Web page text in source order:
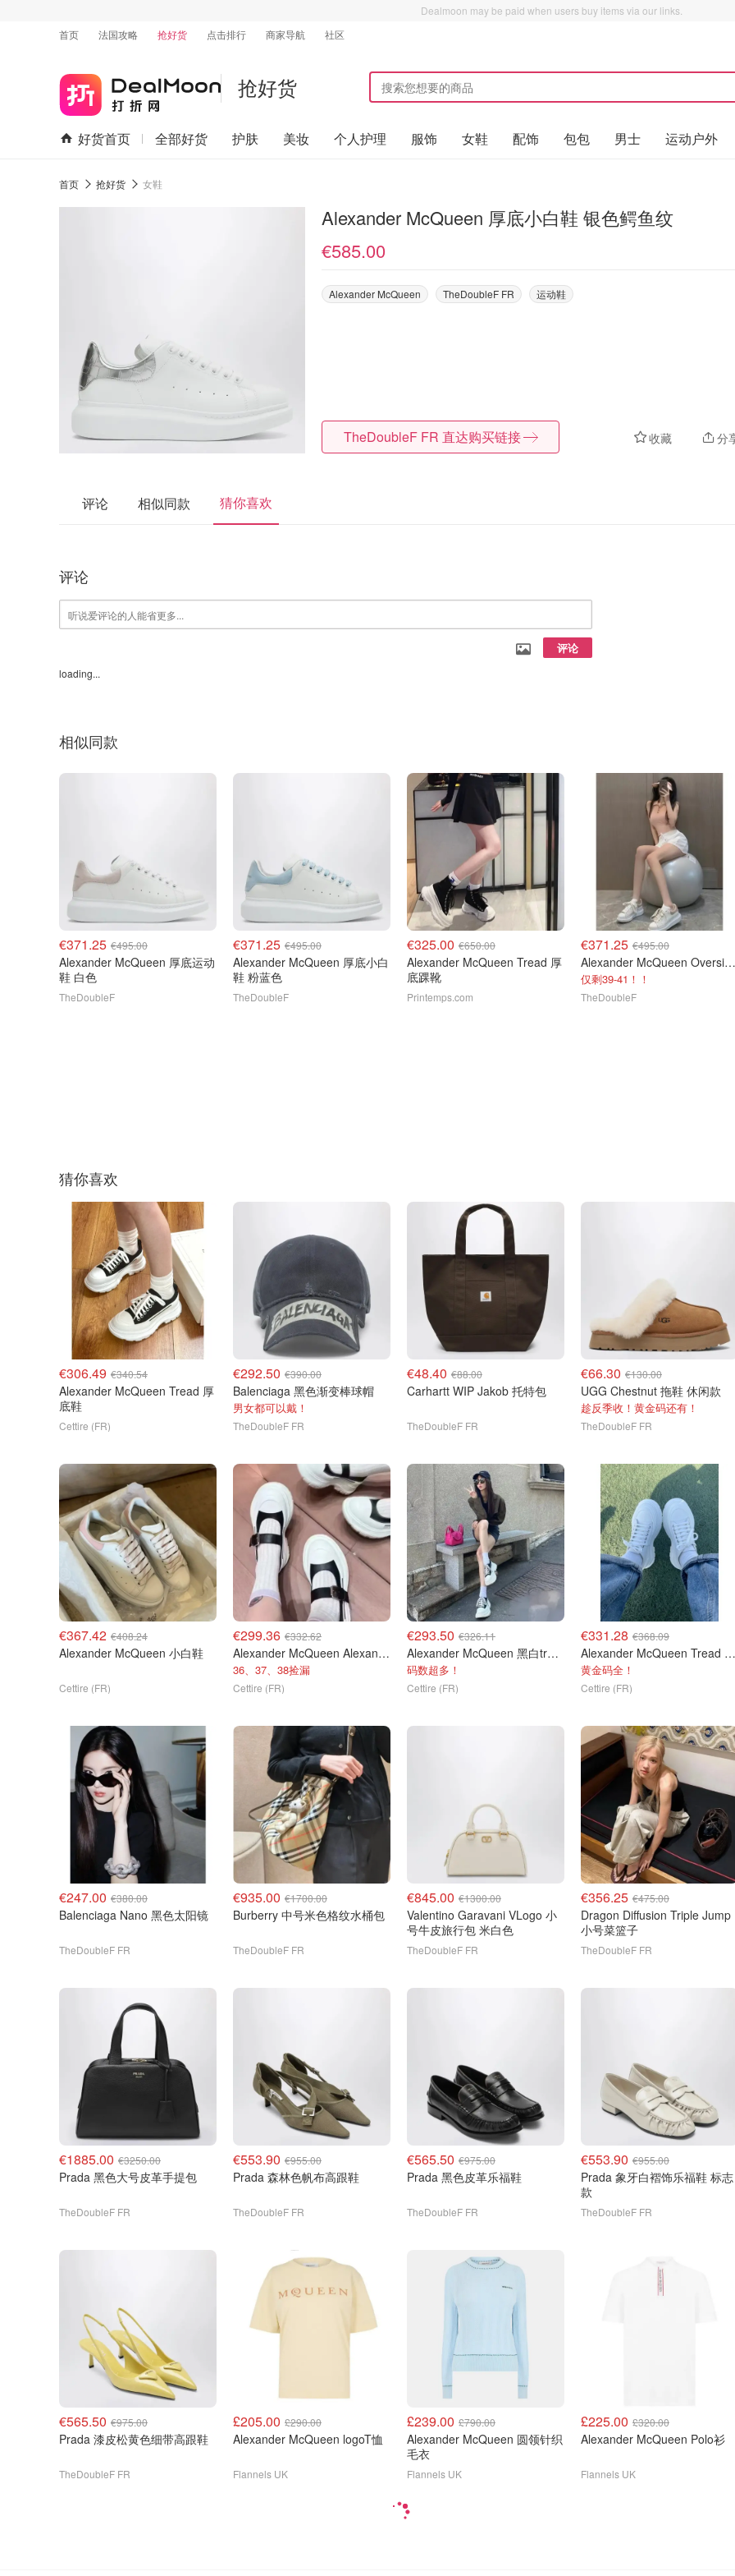
Dealmoon may be paid when users buy items via our links.
首页
法国攻略 抢好货 点击排行 商家导航 社区
抢好货
好货首页 全部好货 护肤 美妆 个人护理 服饰 女鞋 配饰 包包 男士 运动户外
首页 抢好货 女鞋
Alexander McQueen 厚底小白鞋 银色鳄鱼纹
€585.00
Alexander McQueen TheDoubleF FR 运动鞋
收藏 分
TheDoubleF FR 直达购买链接
评论 相似同款 猜你喜欢
评论
评论
loading...
相似同款
€371.25 €495.00
Alexander McQueen 厚底运动
鞋 白色
TheDoubleF
€371.25 €495.00
Alexander McQueen 厚底小白
鞋 粉蓝色
TheDoubleF
€325.00 €650.00
Alexander McQueen Tread 厚
底踝靴
Printemps.com
€371.25 €495.00
Alexander McQueen Oversize 运动鞋 白色/浅棕
仅剩39-41！！
TheDoubleF
猜你喜欢
€306.49 €340.54
Alexander McQueen Tread 厚
底鞋
Cettire (FR)
€292.50 €390.00
Balenciaga 黑色渐变棒球帽
男女都可以戴！
TheDoubleF FR
€48.40 €88.00
Carhartt WIP Jakob 托特包
TheDoubleF FR
€66.30 €130.00
UGG Chestnut 拖鞋 休闲款
趁反季收！黄金码还有！
TheDoubleF FR
€367.42 €408.24
Alexander McQueen 小白鞋
Cettire (FR)
€299.36 €332.62
Alexander McQueen Alexander McQueen Buckle Mary Janes 黑色
36、37、38捡漏
Cettire (FR)
€293.50 €326.11
Alexander McQueen 黑白tread
码数超多！
Cettire (FR)
€331.28 €368.09
Alexander McQueen Tread 厚底鞋
黄金码全！
Cettire (FR)
€247.00 €380.00
Balenciaga Nano 黑色太阳镜
TheDoubleF FR
€935.00 €1700.00
Burberry 中号米色格纹水桶包
TheDoubleF FR
€845.00 €1300.00
Valentino Garavani VLogo 小
号牛皮旅行包 米白色
TheDoubleF FR
€356.25 €475.00
Dragon Diffusion Triple Jump
小号菜篮子
TheDoubleF FR
€1885.00 €3250.00
Prada 黑色大号皮革手提包
TheDoubleF FR
€553.90 €955.00
Prada 森林色帆布高跟鞋
TheDoubleF FR
€565.50 €975.00
Prada 黑色皮革乐福鞋
TheDoubleF FR
€553.90 €955.00
Prada 象牙白褶饰乐福鞋 标志
款
TheDoubleF FR
€565.50 €975.00
Prada 漆皮松黄色细带高跟鞋
TheDoubleF FR
£205.00 £290.00
Alexander McQueen logoT恤
Flannels UK
£239.00 £790.00
Alexander McQueen 圆领针织
毛衣
Flannels UK
£225.00 £320.00
Alexander McQueen Polo衫
Flannels UK